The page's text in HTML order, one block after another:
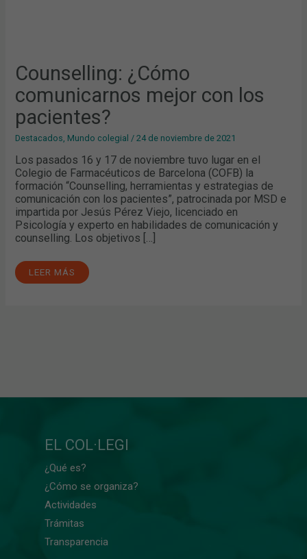
Counselling: ¿Cómo
comunicarnos mejor con los
pacientes?
Destacados, Mundo colegial /24 de noviembre de 2021
Los pasados 16 y 17 de noviembre tuvo lugar en el
Colegio de Farmacéuticos de Barcelona (COFB) la
formación “Counselling, herramientas y estrategias de
comunicación con los pacientes”, patrocinada por MSD e
impartida por Jesús Pérez Viejo, licenciado en
Psicología y experto en habilidades de comunicación y
counselling. Los objetivos […]
LEER MÁS
EL COL·LEGI
¿Qué es?
¿Cómo se organiza?
Actividades
Trámitas
Transparencia